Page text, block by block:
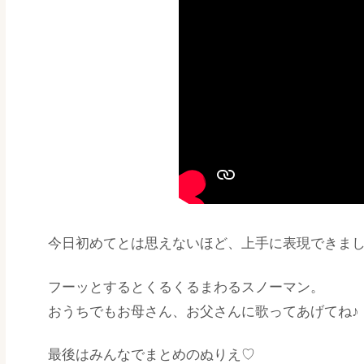
今日初めてとは思えないほど、上手に表現できま
フーッとするとくるくるまわるスノーマン。
おうちでもお母さん、お父さんに歌ってあげてね♪
最後はみんなでまとめのぬりえ♡